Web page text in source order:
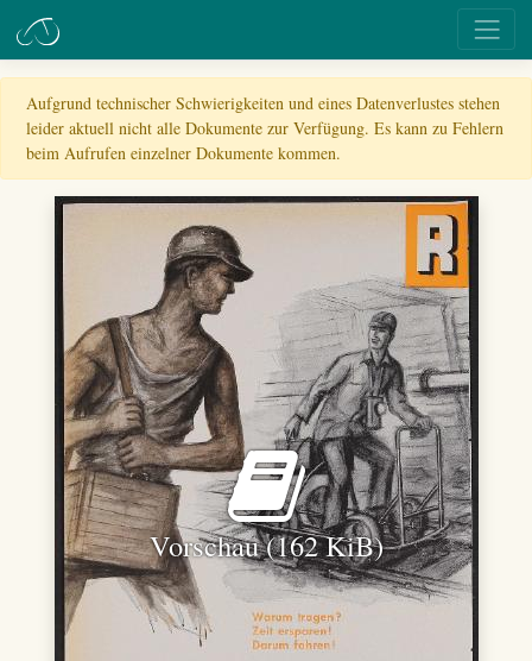
Aufgrund technischer Schwierigkeiten und eines Datenverlustes stehen
leider aktuell nicht alle Dokumente zur Verfügung. Es kann zu Fehlern
beim Aufrufen einzelner Dokumente kommen.
Vorschau (162 KiB)